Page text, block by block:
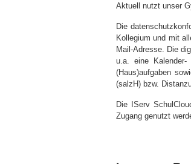
Aktuell nutzt unser
Die
Kollegium und mit
Mail-Adresse. Die
u.a. eine Kalender-
(Haus)aufgaben
(salzH) bzw.
Die IServ
Zugang genutzt